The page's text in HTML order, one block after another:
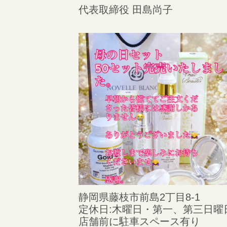
代表取締役 田島尚子
静岡県藤枝市前島2丁目8-1
定休日:木曜日・第一、第三日曜
️店舗前に駐車スペース有り